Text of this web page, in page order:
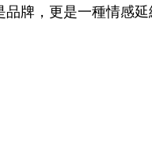
牌，更是一種情感延